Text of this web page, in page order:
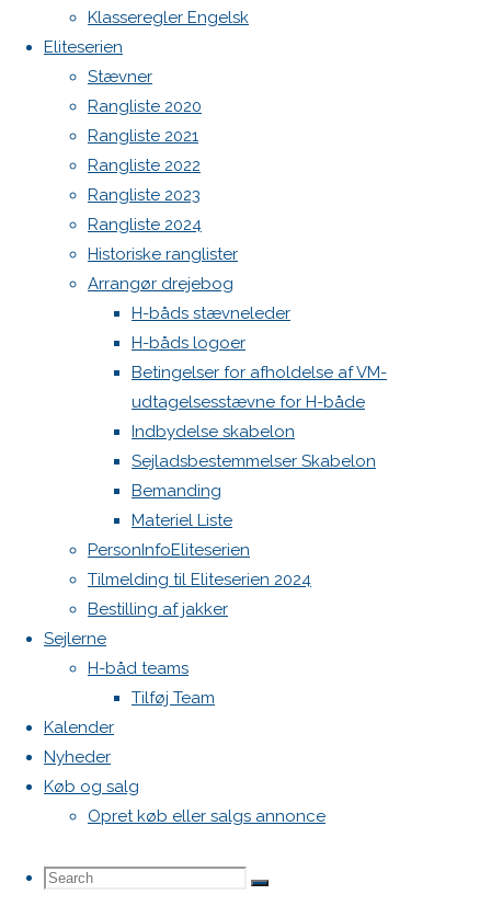
Klasseregler Engelsk
Eliteserien
Stævner
Rangliste 2020
Rangliste 2021
Rangliste 2022
Rangliste 2023
Rangliste 2024
Historiske ranglister
Arrangør drejebog
H-båds stævneleder
H-båds logoer
Betingelser for afholdelse af VM-
udtagelsesstævne for H-både
Indbydelse skabelon
Sejladsbestemmelser Skabelon
Bemanding
Materiel Liste
PersonInfoEliteserien
Tilmelding til Eliteserien 2024
Bestilling af jakker
Sejlerne
H-båd teams
Tilføj Team
Kalender
Nyheder
Køb og salg
Opret køb eller salgs annonce
Search
Search
Search
Next
image
Skriv
et
svar
Din e-
mailadresse
vil ikke
blive
publiceret.
Krævede
felter er
markeret
med*
Comment
WordPress.org